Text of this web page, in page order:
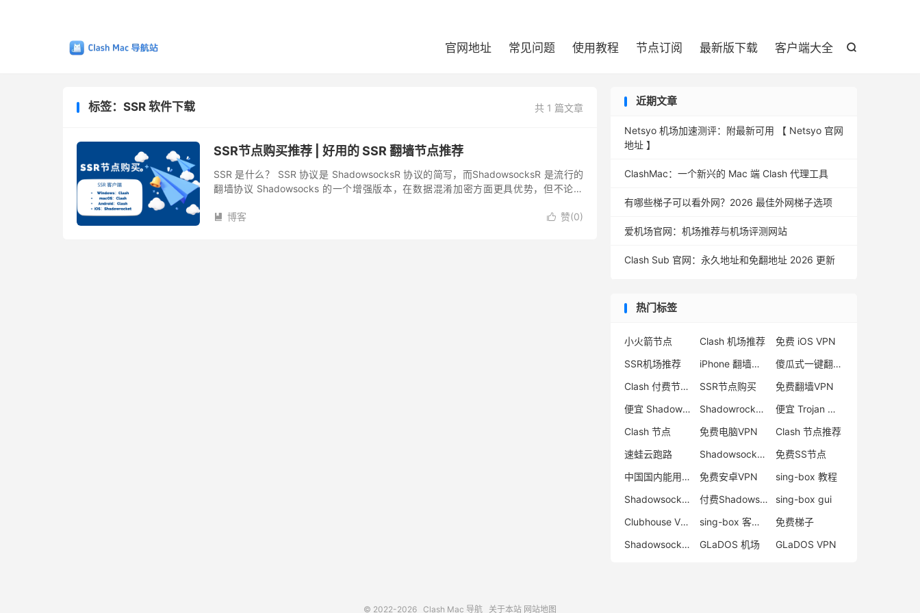

官网地址 常见问题 使用教程 节点订阅 最新版下载 客户端大全
共 1 篇文章
标签：SSR 软件下载
SSR节点购买推荐 | 好用的 SSR 翻墙节点推荐
SSR 是什么？ SSR 协议是 ShadowsocksR 协议的简写，而ShadowsocksR 是流行的
翻墙协议 Shadowsocks 的一个增强版本，在数据混淆加密方面更具优势，但不论是
 赞(0)
 博客
近期文章
Netsyo 机场加速测评：附最新可用 【 Netsyo 官网
地址 】
ClashMac：一个新兴的 Mac 端 Clash 代理工具
有哪些梯子可以看外网？2026 最佳外网梯子选项
爱机场官网：机场推荐与机场评测网站
Clash Sub 官网：永久地址和免翻地址 2026 更新
热门标签
小火箭节点 Clash 机场推荐
免费 iOS VPN
SSR机场推荐
iPhone 翻墙代理软件
傻瓜式一键翻墙VPN客户端
Clash 付费节点购买
SSR节点购买
免费翻墙VPN
便宜 Shadowsocks 购买
Shadowrocket 地址
便宜 Trojan 购买
Clash 节点
免费电脑VPN
Clash 节点推荐
速蛙云跑路
Shadowsocks 付费节点
免费SS节点
中国国内能用的翻墙VPN推荐
免费安卓VPN
sing-box 教程
Shadowsocks 节点哪里买
付费Shadowsocks推荐
sing-box gui
Clubhouse VPN
sing-box 客户端配置
免费梯子
Shadowsocks 服务器
GLaDOS 机场 GLaDOS VPN
© 2022-2026 Clash Mac 导航 关于本站 网站地图